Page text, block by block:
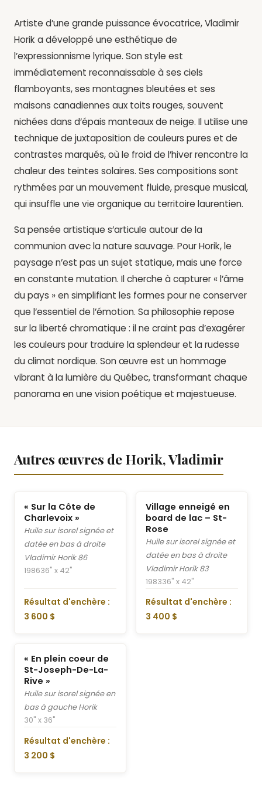
Artiste d’une grande puissance évocatrice, Vladimir
Horik a développé une esthétique de
l’expressionnisme lyrique. Son style est
immédiatement reconnaissable à ses ciels
flamboyants, ses montagnes bleutées et ses
maisons canadiennes aux toits rouges, souvent
nichées dans d’épais manteaux de neige. Il utilise une
technique de juxtaposition de couleurs pures et de
contrastes marqués, où le froid de l’hiver rencontre la
chaleur des teintes solaires. Ses compositions sont
rythmées par un mouvement fluide, presque musical,
qui insuffle une vie organique au territoire laurentien.
Sa pensée artistique s’articule autour de la
communion avec la nature sauvage. Pour Horik, le
paysage n’est pas un sujet statique, mais une force
en constante mutation. Il cherche à capturer « l’âme
du pays » en simplifiant les formes pour ne conserver
que l’essentiel de l’émotion. Sa philosophie repose
sur la liberté chromatique : il ne craint pas d’exagérer
les couleurs pour traduire la splendeur et la rudesse
du climat nordique. Son œuvre est un hommage
vibrant à la lumière du Québec, transformant chaque
panorama en une vision poétique et majestueuse.
Autres œuvres de Horik, Vladimir
« Sur la Côte de
Charlevoix »
Huile sur isorel signée et
datée en bas à droite
Vladimir Horik 86
198636" x 42"
Résultat d'enchère :
3 600 $
Village enneigé en
board de lac – St-
Rose
Huile sur isorel signée et
datée en bas à droite
Vladimir Horik 83
198336" x 42"
Résultat d'enchère :
3 400 $
« En plein coeur de
St-Joseph-De-La-
Rive »
Huile sur isorel signée en
bas à gauche Horik
30" x 36"
Résultat d'enchère :
3 200 $